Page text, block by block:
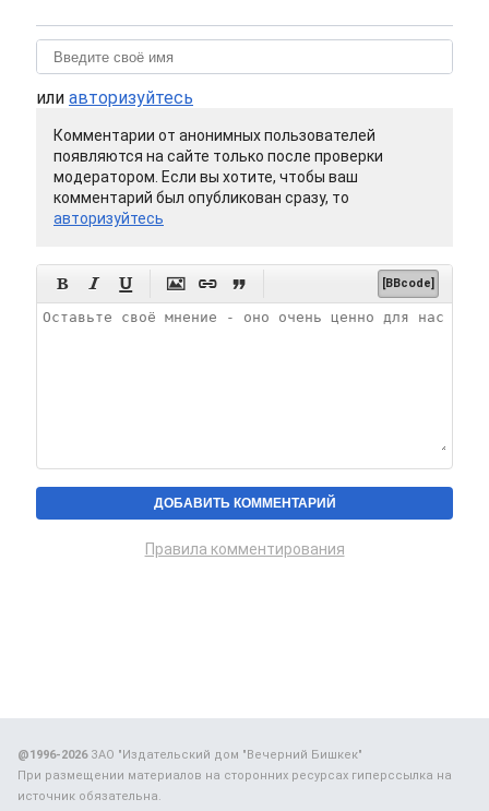
или авторизуйтесь
Комментарии от анонимных пользователей
появляются на сайте только после проверки
модератором. Если вы хотите, чтобы ваш
комментарий был опубликован сразу, то
авторизуйтесь
      [BBcode]
Правила комментирования
@1996-2026ЗАО "Издательский дом "Вечерний Бишкек"
При размещении материалов на сторонних ресурсах гиперссылка на
источник обязательна.